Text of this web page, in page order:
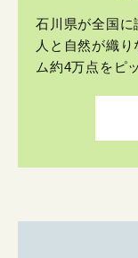
石川県が全国に
人と自然が織
ム約4万点をピ